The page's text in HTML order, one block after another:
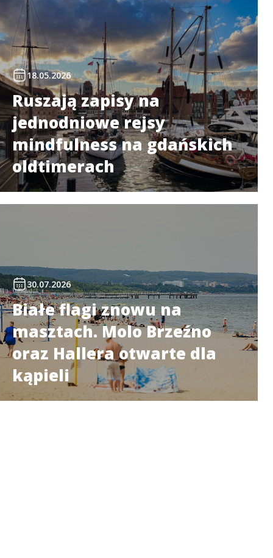
18.05.2026
Ruszają zapisy na
jednodniowe rejsy
mindfulness na gdańskich
oldtimerach
30.07.2026
Białe flagi znowu na
masztach. Molo Brzeźno
oraz Hallera otwarte dla
kąpieli